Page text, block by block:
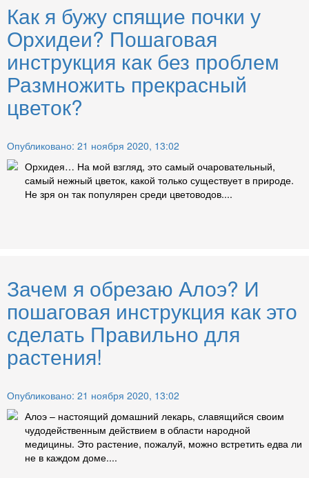
Как я бужу спящие почки у
Орхидеи? Пошаговая
инструкция как без проблем
Размножить прекрасный
цветок?
Опубликовано: 21 ноября 2020, 13:02
Орхидея… На мой взгляд, это самый очаровательный,
самый нежный цветок, какой только существует в природе.
Не зря он так популярен среди цветоводов....
Зачем я обрезаю Алоэ? И
пошаговая инструкция как это
сделать Правильно для
растения!
Опубликовано: 21 ноября 2020, 13:02
Алоэ – настоящий домашний лекарь, славящийся своим
чудодейственным действием в области народной
медицины. Это растение, пожалуй, можно встретить едва ли
не в каждом доме....